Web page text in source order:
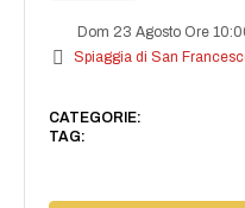
Dom 23 Agosto Ore
Spiaggia di San
CATEGORIE:
TAG: